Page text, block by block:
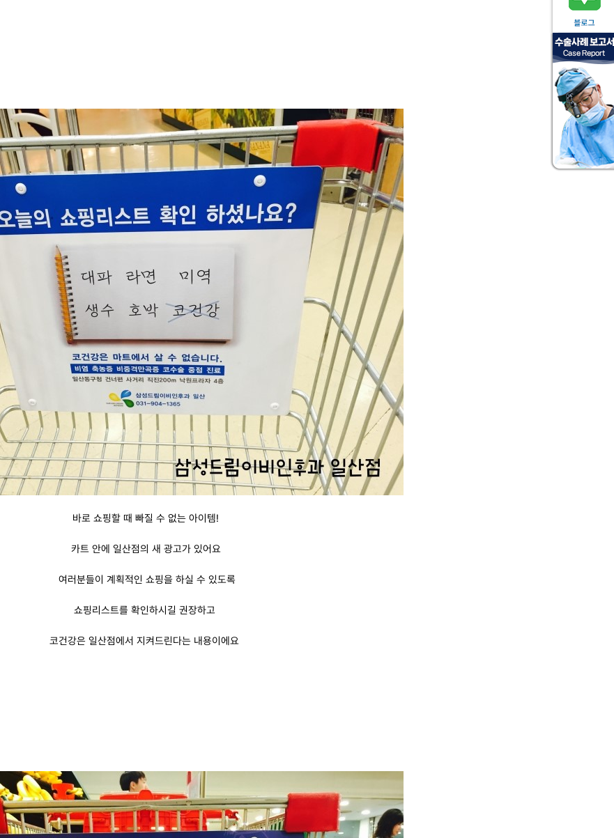
바로 쇼핑할 때 빠질 수 없는 아이템!
카트 안에 일산점의 새 광고가 있어요
여러분들이 계획적인 쇼핑을 하실 수 있도록
쇼핑리스트를 확인하시길 권장하고
코건강은 일산점에서 지켜드린다는 내용이에요